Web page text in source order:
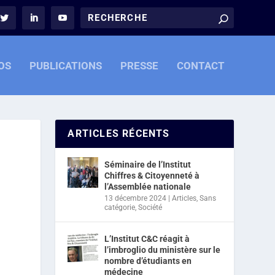
PUBLICATIONS PRESSE CONTACT
ARTICLES RÉCENTS
Séminaire de l’Institut
Chiffres & Citoyenneté à
l’Assemblée nationale
13 décembre 2024 |Articles,Sans
catégorie,Société
L’Institut C&C réagit à
l’imbroglio du ministère sur le
nombre d’étudiants en
médecine